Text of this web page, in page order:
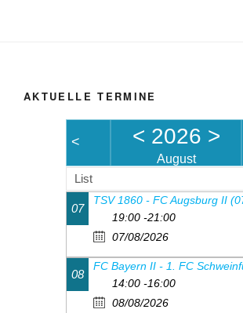
AKTUELLE TERMINE
< < 2026 >
August
List
07
19:00 -21:00
07/08/2026
08
14:00 -16:00
08/08/2026